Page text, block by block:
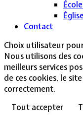
Contact
Choix utilisateur
Nous utilisons des
meilleurs services
de ces cookies, le
correctement.
Tout accepter